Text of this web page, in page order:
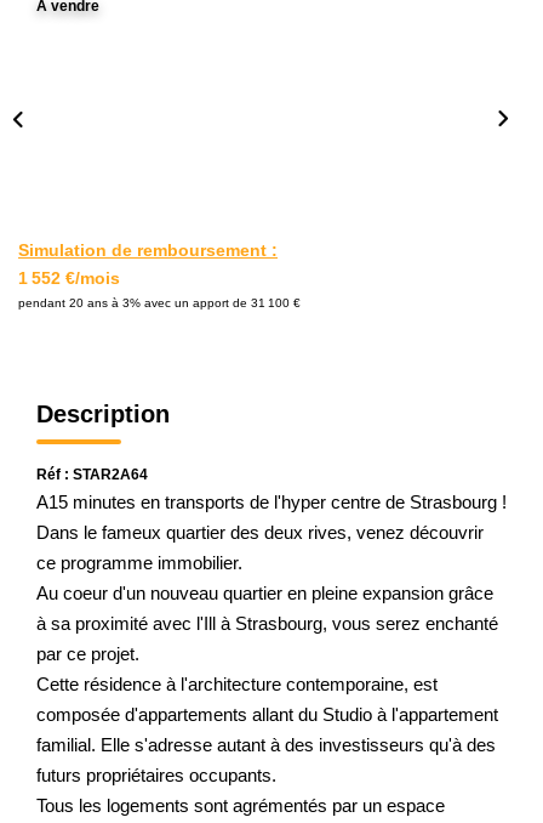
A vendre
Simulation de remboursement :
1 552 €/mois
pendant 20 ans à 3% avec un apport de 31 100 €
Description
Réf : STAR2A64
A15 minutes en transports de l'hyper centre de Strasbourg !
Dans le fameux quartier des deux rives, venez découvrir
ce programme immobilier.
Au coeur d'un nouveau quartier en pleine expansion grâce
à sa proximité avec l'Ill à Strasbourg, vous serez enchanté
par ce projet.
Cette résidence à l'architecture contemporaine, est
composée d'appartements allant du Studio à l'appartement
familial. Elle s'adresse autant à des investisseurs qu'à des
futurs propriétaires occupants.
Tous les logements sont agrémentés par un espace